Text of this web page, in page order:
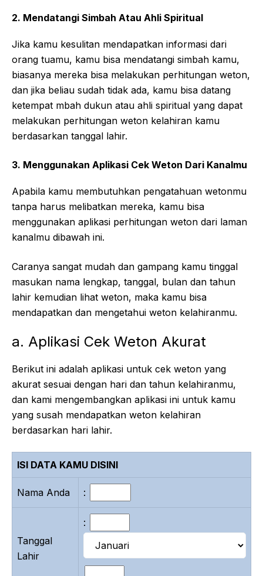
2. Mendatangi Simbah Atau Ahli Spiritual
Jika kamu kesulitan mendapatkan informasi dari
orang tuamu, kamu bisa mendatangi simbah kamu,
biasanya mereka bisa melakukan perhitungan weton,
dan jika beliau sudah tidak ada, kamu bisa datang
ketempat mbah dukun atau ahli spiritual yang dapat
melakukan perhitungan weton kelahiran kamu
berdasarkan tanggal lahir.
3. Menggunakan Aplikasi Cek Weton Dari Kanalmu
Apabila kamu membutuhkan pengatahuan wetonmu
tanpa harus melibatkan mereka, kamu bisa
menggunakan aplikasi perhitungan weton dari laman
kanalmu dibawah ini.
Caranya sangat mudah dan gampang kamu tinggal
masukan nama lengkap, tanggal, bulan dan tahun
lahir kemudian lihat weton, maka kamu bisa
mendapatkan dan mengetahui weton kelahiranmu.
a. Aplikasi Cek Weton Akurat
Berikut ini adalah aplikasi untuk cek weton yang
akurat sesuai dengan hari dan tahun kelahiranmu,
dan kami mengembangkan aplikasi ini untuk kamu
yang susah mendapatkan weton kelahiran
berdasarkan hari lahir.
ISI DATA KAMU DISINI
Nama Anda :
Tanggal
Lahir
: